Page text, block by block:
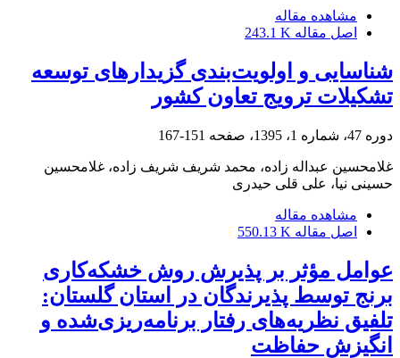
مشاهده مقاله
اصل مقاله 243.1 K
شناسایی و اولویت‌بندی گزیدارهای توسعه
تشکیلات ترویج تعاون کشور
دوره 47، شماره 1، 1395، صفحه 151-167
غلامحسین عبداله زاده، محمد شریف شریف زاده، غلامحسین
حسینی نیا، علی قلی حیدری
مشاهده مقاله
اصل مقاله 550.13 K
عوامل مؤثر بر پذیرش روش خشکه‌کاری
برنج توسط پذیرندگان در استان گلستان:
تلفیق نظریه‌های رفتار برنامه‌ریزی‌شده و
انگیزش حفاظت